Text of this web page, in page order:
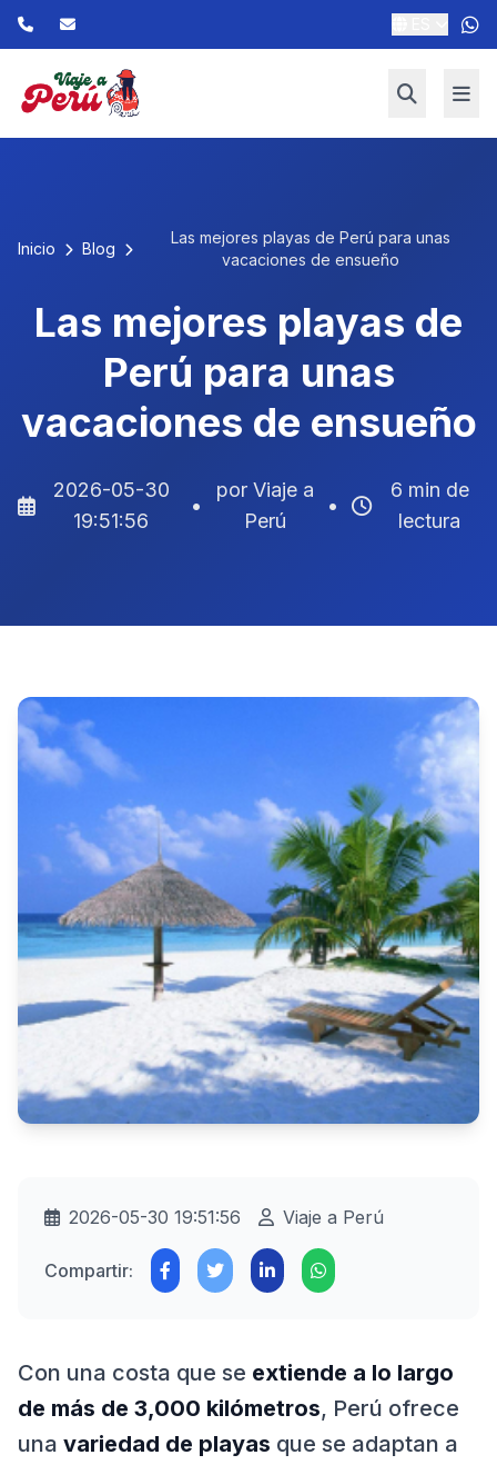
Inicio Blog
Las mejores playas de Perú para unas
vacaciones de ensueño
Las mejores playas de
Perú para unas
vacaciones de ensueño
2026-05-30
19:51:56
•
por Viaje a
Perú
•
6 min de
lectura
2026-05-30 19:51:56 Viaje a Perú
Compartir:
Con una costa que se extiende a lo largo
de más de 3,000 kilómetros, Perú ofrece
una variedad de playas que se adaptan a